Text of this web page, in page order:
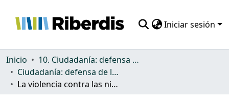
Iniciar sesión
Comunidades
Todo DSpace
Inicio
10. Ciudadanía: defensa de los derechos y discriminación
Ciudadanía: defensa de los derechos y discriminación
La violencia contra las niñas y los niños con discapacidad en España. Situación jurídica y social. Estudio integral, 2019